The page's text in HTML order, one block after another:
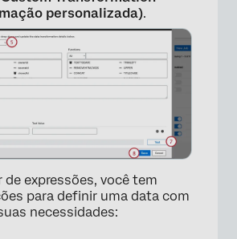
personalizada).
de expressões, você tem
para definir uma data com
necessidades: